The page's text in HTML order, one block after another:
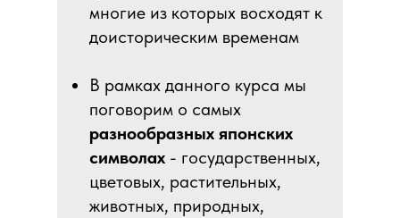
многие из которых восходят к
доисторическим временам
В рамках данного курса мы
поговорим о самых
разнообразных японских
символах - государственных,
цветовых, растительных,
животных, природных,